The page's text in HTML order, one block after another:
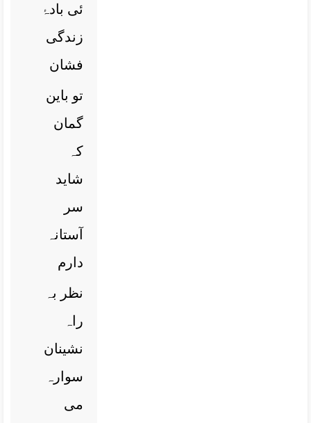
ئی بادۂ
زندگی
فشان
تو باین
گمان
کہ
شاید
سر
آستانہ
دارم
نظر بہ
راہ
نشینان
سوارہ
می